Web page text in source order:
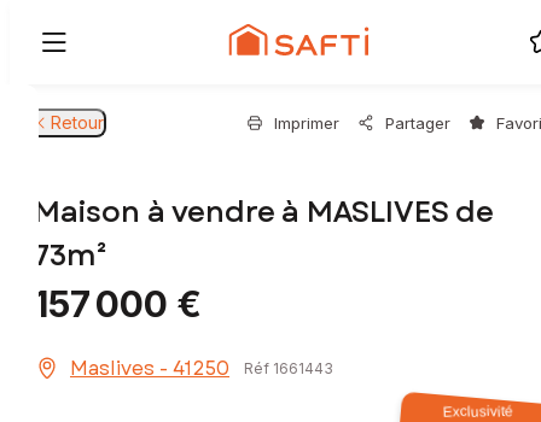
Retour Imprimer Partager
Maison à vendre à MASLIVES de
73m²
157 000 €
Maslives - 41250 Réf 1661443
Exclusivité